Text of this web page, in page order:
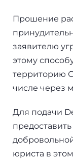
Прошение
заявителю
этому
территорию
числе через
Для подачи
юриста в